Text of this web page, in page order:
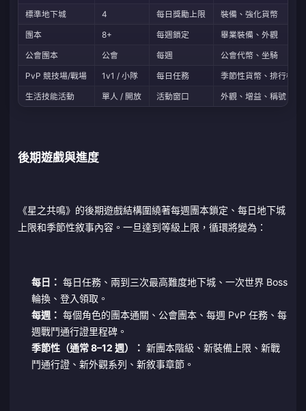
標準地下城
4 每日獎勵上限
裝備、強化貨幣
團本
8+ 每週鎖定
畢業裝備、外觀
公會團本
公會 每週
公會代幣、坐騎
PvP 競技場/戰場
1v1 / 小隊 每日任務
季節性貨幣、排行榜獎
生活技能活動
單人 / 開放 活動窗口 外觀、增益、稱號
後期遊戲與進度
《星之共鳴》的後期遊戲結構圍繞著每週團本鎖定、每日地下城
上限和季節性敘事內容。一旦達到等級上限，循環將變為：
每日： 每日任務、兩到三次最高難度地下城、一次世界 Boss
輪換、登入領取。
每週： 每個角色的團本通關、公會團本、每週 PvP 任務、每
週戰鬥通行證里程碑。
季節性（通常 8–12 週）： 新團本階級、新裝備上限、新戰
鬥通行證、新外觀系列、新敘事章節。